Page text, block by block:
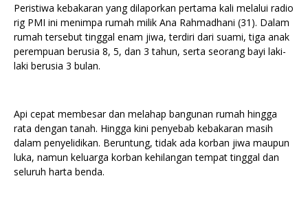
Peristiwa kebakaran yang dilaporkan pertama kali melalui radio
rig PMI ini menimpa rumah milik Ana Rahmadhani (31). Dalam
rumah tersebut tinggal enam jiwa, terdiri dari suami, tiga anak
perempuan berusia 8, 5, dan 3 tahun, serta seorang bayi laki-
laki berusia 3 bulan.
Api cepat membesar dan melahap bangunan rumah hingga
rata dengan tanah. Hingga kini penyebab kebakaran masih
dalam penyelidikan. Beruntung, tidak ada korban jiwa maupun
luka, namun keluarga korban kehilangan tempat tinggal dan
seluruh harta benda.